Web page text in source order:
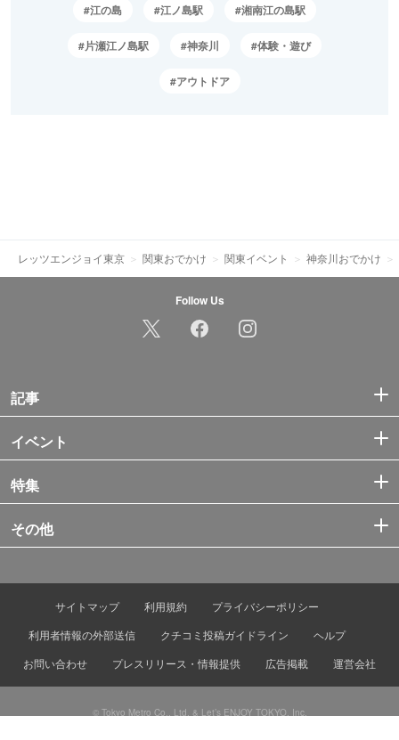
江の島 江ノ島駅 湘南江の島駅
片瀬江ノ島駅 神奈川 体験・遊び
アウトドア
レッツエンジョイ東京 関東おでかけ 関東イベント 神奈川おでかけ
Follow Us
記事
イベント
特集
その他
サイトマップ 利用規約
プライバシーポリシー
利用者情報の外部送信
クチコミ投稿ガイドライン
ヘルプ
お問い合わせ
プレスリリース・情報提供 広告掲載 運営会社
© Tokyo Metro Co., Ltd. & Let’s ENJOY TOKYO, Inc.